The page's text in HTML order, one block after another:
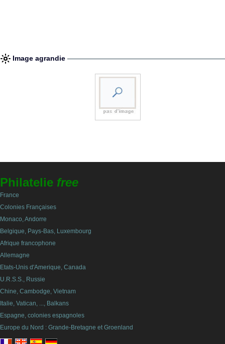
Image agrandie
Philatelie free
France
Colonies Françaises
Monaco, Andorre
Belgique, Pays-Bas, Luxembourg
Afrique francophone
Allemagne
Etats-Unis d'Amerique, Canada
U.R.S.S., Russie
Chine, Cambodge, Vietnam
Italie, Vatican, ..., Balkans
Espagne, colonies espagnoles
Europe du Nord : Grande-Bretagne et Groenland